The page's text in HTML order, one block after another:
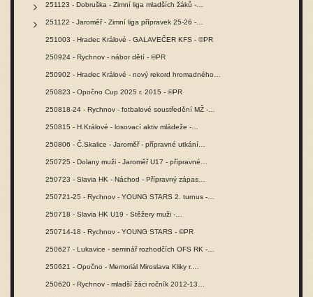
251123 - Dobruška - Zimní liga mladších žáků -…
251122 - Jaroměř - Zimní liga přípravek 25-26 -…
251003 - Hradec Králové - GALAVEČER KFS - ©PR
250924 - Rychnov - nábor dětí - ©PR
250902 - Hradec Králové - nový rekord hromadného…
250823 - Opočno Cup 2025 r. 2015 - ©PR
250818-24 - Rychnov - fotbalové soustředění MŽ -…
250815 - H.Králové - losovací aktiv mládeže -…
250806 - Č.Skalice - Jaroměř - přípravné utkání…
250725 - Dolany muži - Jaroměř U17 - přípravné…
250723 - Slavia HK - Náchod - Přípravný zápas…
250721-25 - Rychnov - YOUNG STARS 2. turnus -…
250718 - Slavia HK U19 - Stěžery muži -…
250714-18 - Rychnov - YOUNG STARS - ©PR
250627 - Lukavice - seminář rozhodčích OFS RK -…
250621 - Opočno - Memoriál Miroslava Kliky r.…
250620 - Rychnov - mladší žáci ročník 2012-13…